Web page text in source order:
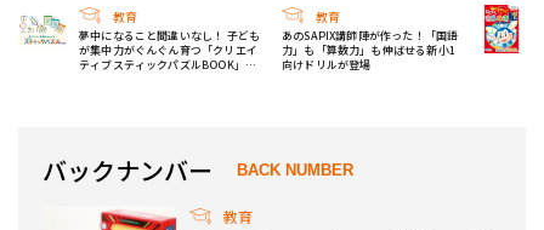
教育
夢中になること間違いなし！ 子ども
が集中力がぐんぐん育つ「クリエイ
ティブスティックパズルBOOK」発
教育
あのSAPIX講師陣が作った！「国語
力」も「算数力」も伸ばせる新小1
向けドリルが登場
バックナンバー BACK NUMBER
教育